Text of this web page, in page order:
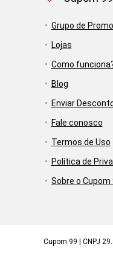
Grupo de
Lojas
Como
Blog
Enviar
Fale conosco
Termos de Uso
Política de
Sobre o Cupom
Cupom 99 | CNPJ